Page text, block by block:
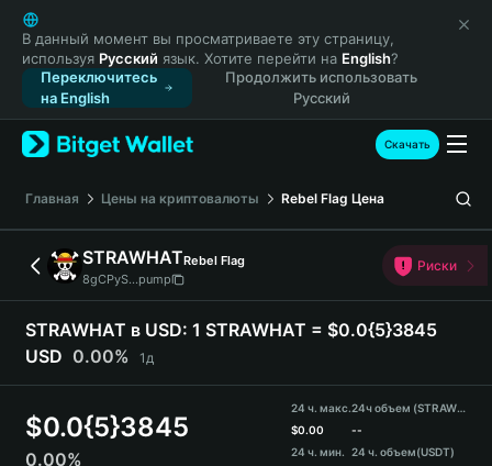
English
日本語
Tiếng Việt
Русский
Español (Latinoamérica)
Türkçe
Français
Deutsch
简体中文
繁體中文
Português (Portugal)
Bahasa Indonesia
ภาษาไทย
हिन्दी
Español
Português (Brasil)
В данный момент вы просматриваете эту страницу,
используя Русский язык. Хотите перейти на English?
Переключитесь
на English
Продолжить использовать
Русский
Скачать
Главная Цены на криптовалюты Rebel Flag Цена
STRAWHATRebel Flag
8gCPyS...pump
Риски
STRAWHAT в USD: 1 STRAWHAT = $0.0{5}3845
USD 0.00% 1д
$0.0{5}3845
0.00%
24 ч. макс.
$0.00
24 ч. мин.
24ч объем (STRAWHAT)
--
24 ч. объем(USDT)